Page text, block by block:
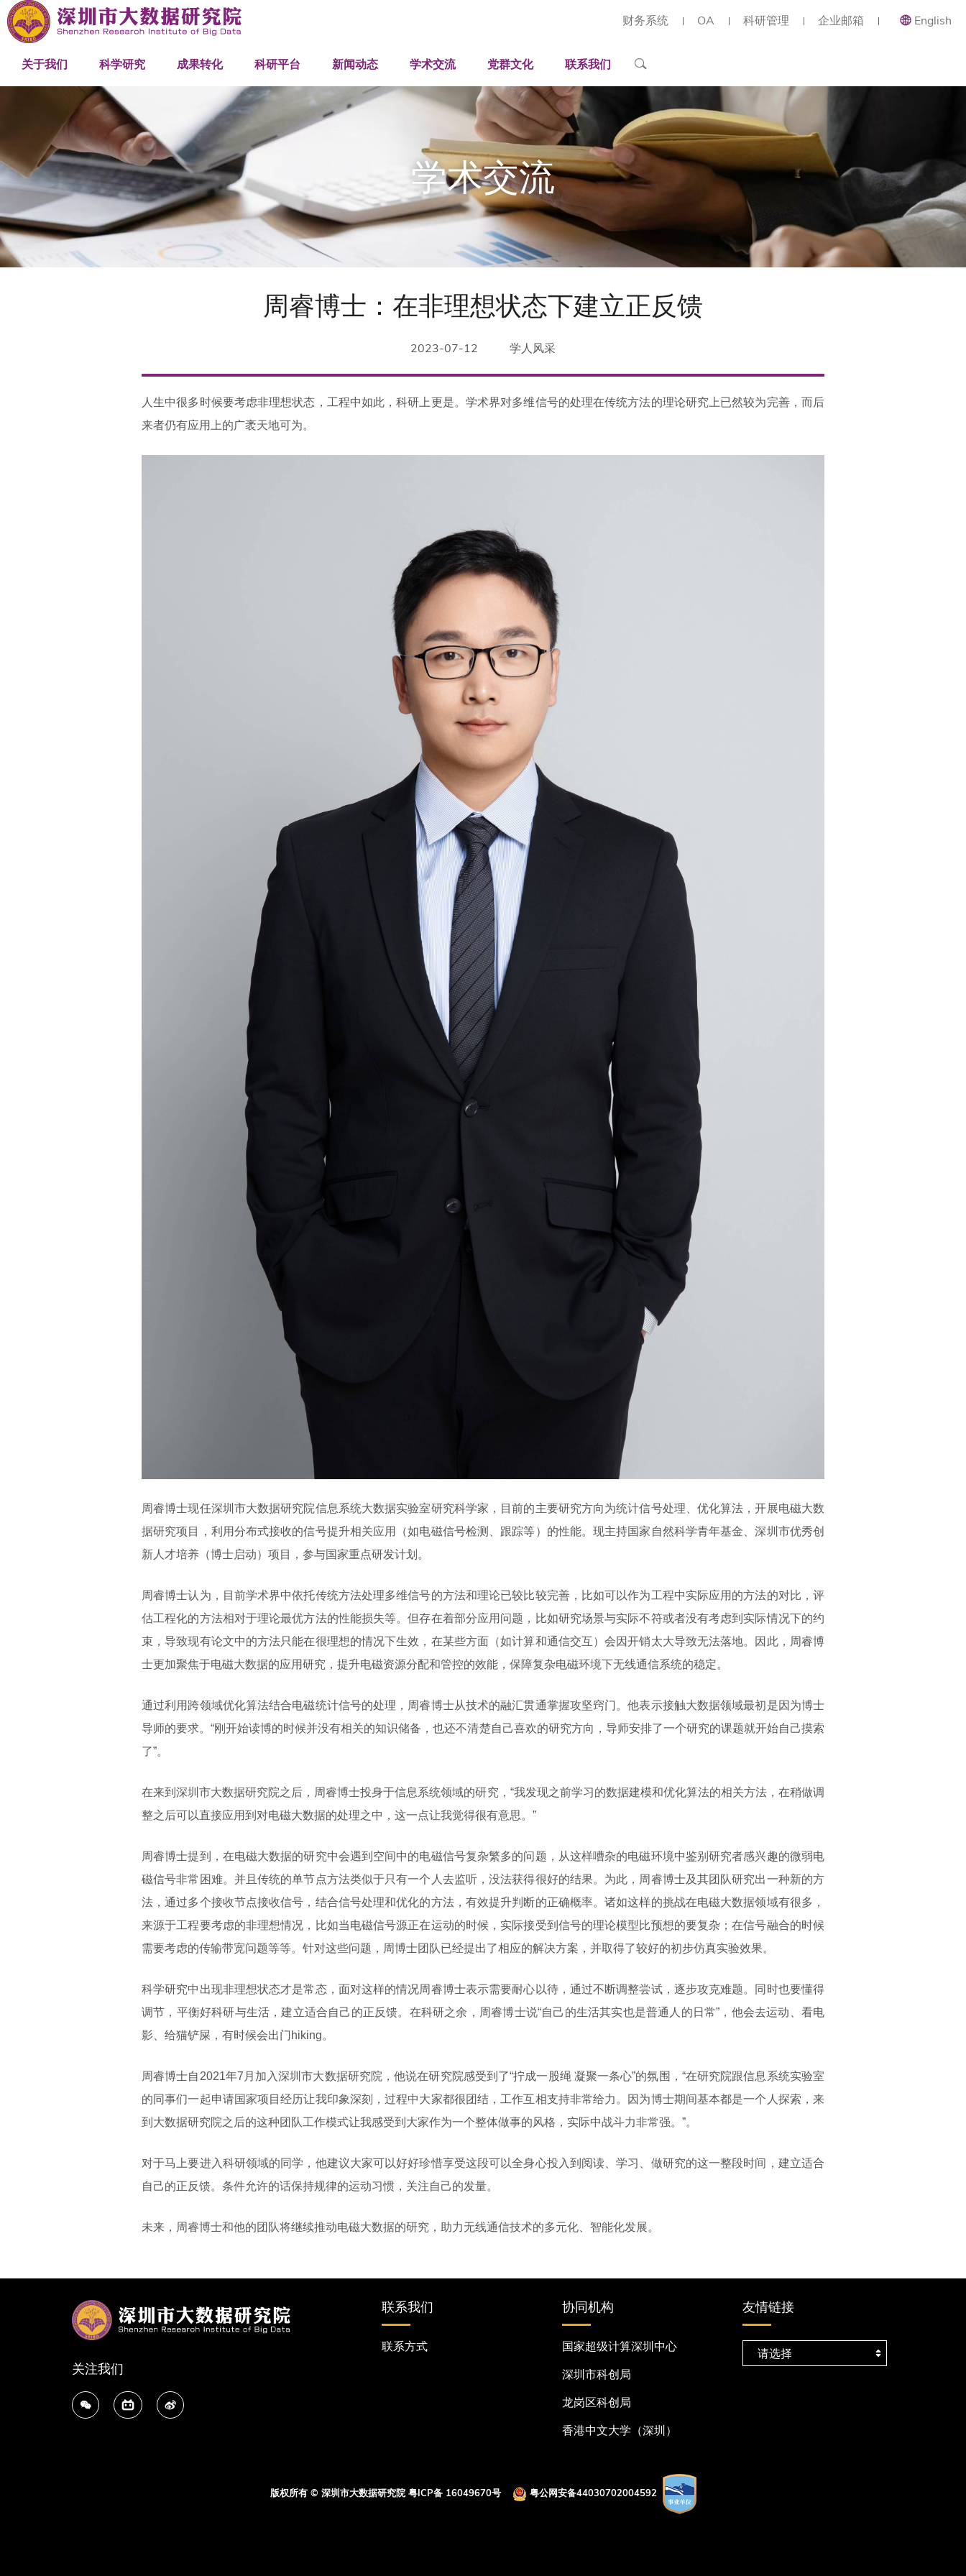
财务系统 OA 科研管理 企业邮箱 English
关于我们
研究院概述
发展历程
组织架构
人才队伍 管理团队
科研团队
工程团队
科学研究
研究中心 网络与机器智能研究中心
人工智能大模型研究中心
优化与工程计算研究中心
科研项目
成果转化
产学研合作
成果推介
科研平台
国家健康医疗大数据研究院（深圳）
司法部法治大数据与智能装备应用研究重点实验室
创新平台
广东省智能工业孪生与优化工程技术研究中心
广东省科技专家工作站
广东省科普教育基地
高性能计算平台
新闻动态
媒体聚焦
影像刊物
视频
采购招标公开信息
学术交流
学术报告
学生培养
科普中心
党群文化 联系我们
岗位总览
科研类职位
工程类职位
行政类职位
联系方式
学术交流
周睿博士：在非理想状态下建立正反馈
2023-07-12 学人风采
人生中很多时候要考虑非理想状态，工程中如此，科研上更是。学术界对多维信号的处理在传统方法的理论研究上已然较为完善，而后
来者仍有应用上的广袤天地可为。
周睿博士现任深圳市大数据研究院信息系统大数据实验室研究科学家，目前的主要研究方向为统计信号处理、优化算法，开展电磁大数
据研究项目，利用分布式接收的信号提升相关应用（如电磁信号检测、跟踪等）的性能。现主持国家自然科学青年基金、深圳市优秀创
新人才培养（博士启动）项目，参与国家重点研发计划。
周睿博士认为，目前学术界中依托传统方法处理多维信号的方法和理论已较比较完善，比如可以作为工程中实际应用的方法的对比，评
估工程化的方法相对于理论最优方法的性能损失等。但存在着部分应用问题，比如研究场景与实际不符或者没有考虑到实际情况下的约
束，导致现有论文中的方法只能在很理想的情况下生效，在某些方面（如计算和通信交互）会因开销太大导致无法落地。因此，周睿博
士更加聚焦于电磁大数据的应用研究，提升电磁资源分配和管控的效能，保障复杂电磁环境下无线通信系统的稳定。
通过利用跨领域优化算法结合电磁统计信号的处理，周睿博士从技术的融汇贯通掌握攻坚窍门。他表示接触大数据领域最初是因为博士
导师的要求。“刚开始读博的时候并没有相关的知识储备，也还不清楚自己喜欢的研究方向，导师安排了一个研究的课题就开始自己摸索
了”。
在来到深圳市大数据研究院之后，周睿博士投身于信息系统领域的研究，“我发现之前学习的数据建模和优化算法的相关方法，在稍做调
整之后可以直接应用到对电磁大数据的处理之中，这一点让我觉得很有意思。”
周睿博士提到，在电磁大数据的研究中会遇到空间中的电磁信号复杂繁多的问题，从这样嘈杂的电磁环境中鉴别研究者感兴趣的微弱电
磁信号非常困难。并且传统的单节点方法类似于只有一个人去监听，没法获得很好的结果。为此，周睿博士及其团队研究出一种新的方
法，通过多个接收节点接收信号，结合信号处理和优化的方法，有效提升判断的正确概率。诸如这样的挑战在电磁大数据领域有很多，
来源于工程要考虑的非理想情况，比如当电磁信号源正在运动的时候，实际接受到信号的理论模型比预想的要复杂；在信号融合的时候
需要考虑的传输带宽问题等等。针对这些问题，周博士团队已经提出了相应的解决方案，并取得了较好的初步仿真实验效果。
科学研究中出现非理想状态才是常态，面对这样的情况周睿博士表示需要耐心以待，通过不断调整尝试，逐步攻克难题。同时也要懂得
调节，平衡好科研与生活，建立适合自己的正反馈。在科研之余，周睿博士说“自己的生活其实也是普通人的日常”，他会去运动、看电
影、给猫铲屎，有时候会出门hiking。
周睿博士自2021年7月加入深圳市大数据研究院，他说在研究院感受到了“拧成一股绳 凝聚一条心”的氛围，“在研究院跟信息系统实验室
的同事们一起申请国家项目经历让我印象深刻，过程中大家都很团结，工作互相支持非常给力。因为博士期间基本都是一个人探索，来
到大数据研究院之后的这种团队工作模式让我感受到大家作为一个整体做事的风格，实际中战斗力非常强。”。
对于马上要进入科研领域的同学，他建议大家可以好好珍惜享受这段可以全身心投入到阅读、学习、做研究的这一整段时间，建立适合
自己的正反馈。条件允许的话保持规律的运动习惯，关注自己的发量。
未来，周睿博士和他的团队将继续推动电磁大数据的研究，助力无线通信技术的多元化、智能化发展。
关注我们
联系我们
联系方式
协同机构
国家超级计算深圳中心
深圳市科创局
龙岗区科创局
香港中文大学（深圳）
友情链接
版权所有 © 深圳市大数据研究院 粤ICP备 16049670号 粤公网安备44030702004592